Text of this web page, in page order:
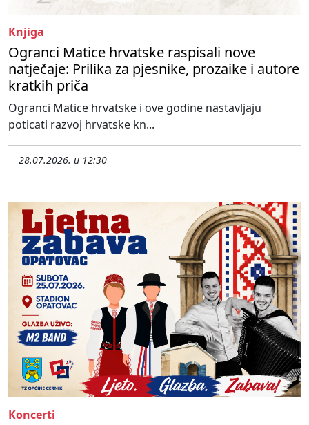
Knjiga
Ogranci Matice hrvatske raspisali nove
natječaje: Prilika za pjesnike, prozaike i autore
kratkih priča
Ogranci Matice hrvatske i ove godine nastavljaju
poticati razvoj hrvatske kn...
28.07.2026. u 12:30
Koncerti